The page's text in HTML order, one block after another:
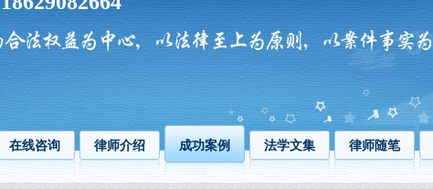
在线咨询 律师介绍 成功案例 法学文集 律师随笔